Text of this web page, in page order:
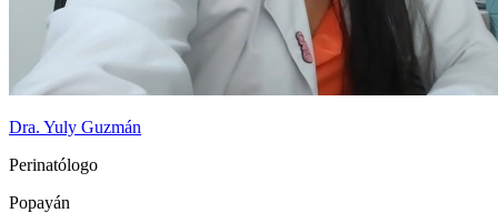
Dra. Yuly Guzmán
Perinatólogo
Popayán